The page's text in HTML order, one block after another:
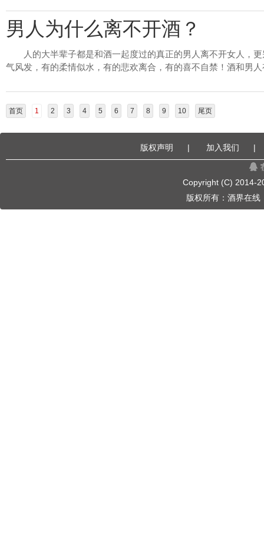
男人为什么离不开酒？
人的大半辈子都是和酒一起度过的真正的男人离不开女人，
气风发，有的柔情似水，有的悲欢离合，有的喜不自禁！酒和男人
首页 1 2 3 4 5 6 7 8 9 10 尾页
版权声明 | 加入我们 |
Copyright (C) 2014-
版权所有： 酒界在线